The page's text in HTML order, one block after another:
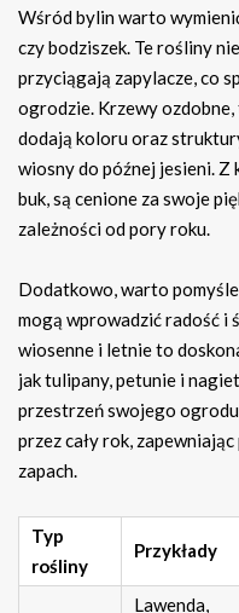
Wśród bylin warto
czy bodziszek. Te rośliny
przyciągają zapylacze, co
ogrodzie. Krzewy
dodają koloru oraz
wiosny do późnej jesieni. Z
buk, są cenione za swoje
zależności od pory roku.
Dodatkowo, warto
mogą wprowadzić radość i
wiosenne i letnie to
jak tulipany, petunie i
przestrzeń swojego
przez cały rok,
zapach.
Typ
rośliny
Przykłady
Lawenda,